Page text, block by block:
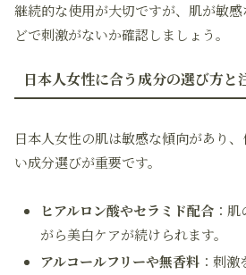
継続的な使用が大切ですが、肌が敏
どで刺激がないか確認しましょう。
日本人女性に合う成分の選び方と
日本人女性の肌は敏感な傾向があり
い成分選びが重要です。
ヒアルロン酸やセラミド配合 ：
がら美白ケアが続けられます。
アルコールフリーや無香料 ：刺